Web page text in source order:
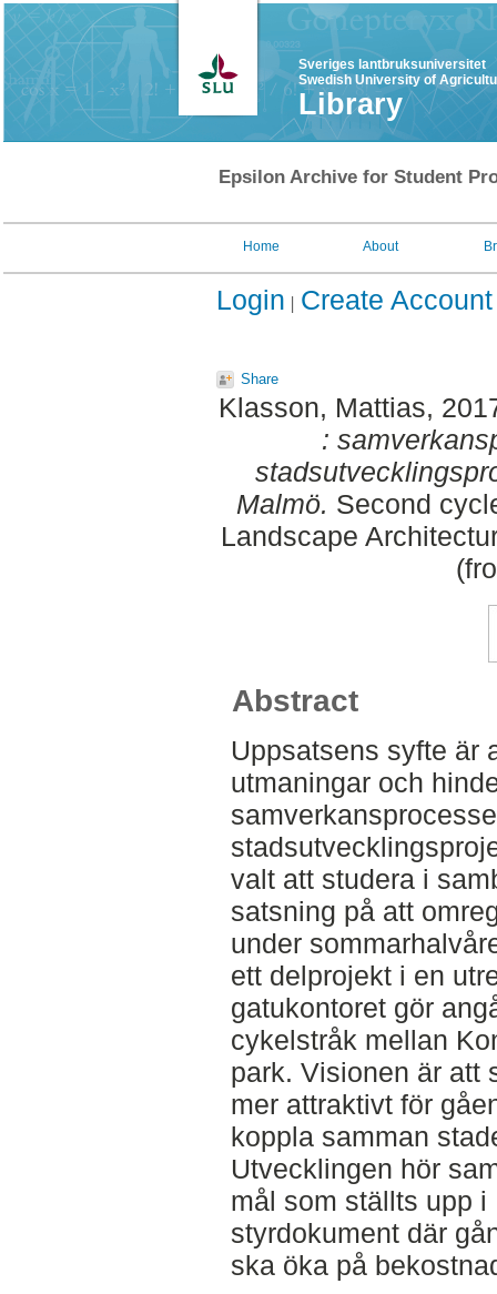
Sveriges lantbruksuniversitet
Swedish University of
Library
Epsilon Archive for Student
Home About
Login Create Account
Share
Klasson, Mattias,
:
Malmö. Second
Landscape
Abstract
Uppsatsens syfte är
utmaningar och
valt att studera i
satsning på att
under
ett delprojekt i en
gatukontoret gör
cykelstråk mellan
park. Visionen är att
mer attraktivt för
koppla samman
Utvecklingen hör
mål som ställts upp
styrdokument där
ska öka på